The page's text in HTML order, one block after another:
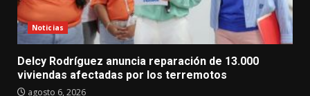
Noticias
Delcy Rodríguez anuncia reparación de 13.000
viviendas afectadas por los terremotos
agosto 6, 2026